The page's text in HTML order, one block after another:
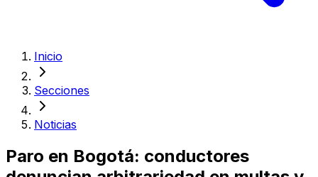
Inicio
Secciones
Noticias
Paro en Bogotá: conductores